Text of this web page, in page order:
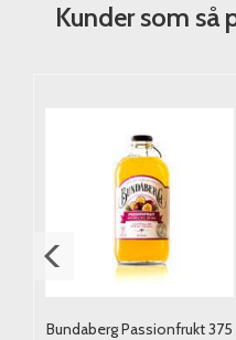
Kunder som så
Bundaberg Passionfrukt 375